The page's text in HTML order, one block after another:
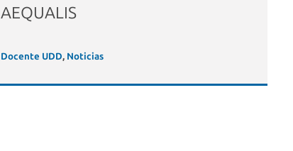
AEQUALIS
Docente UDD, Noticias